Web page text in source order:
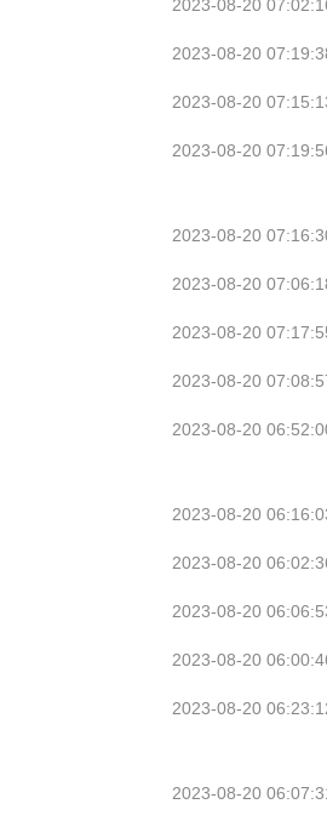
2023-08-20
2023-08-20
2023-08-20
2023-08-20
2023-08-20
2023-08-20
2023-08-20
2023-08-20
2023-08-20
2023-08-20
2023-08-20
2023-08-20
2023-08-20
2023-08-20
2023-08-20